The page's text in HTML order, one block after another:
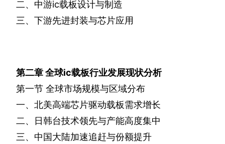
二、中游ic载板设计与制造
三、下游先进封装与芯片应用
第二章全球ic载板行业发展现状分析
第一节 全球市场规模与区域分布
一、北美高端芯片驱动载板需求增长
二、日韩台技术领先与产能高度集中
三、中国大陆加速追赶与份额提升